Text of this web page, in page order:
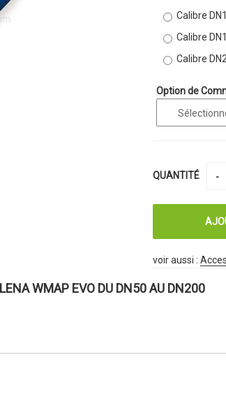
Calibre
Calibre
Calibre
Option de
QUANTITÉ
voir aussi :
WMAP EVO DU DN50 AU DN200